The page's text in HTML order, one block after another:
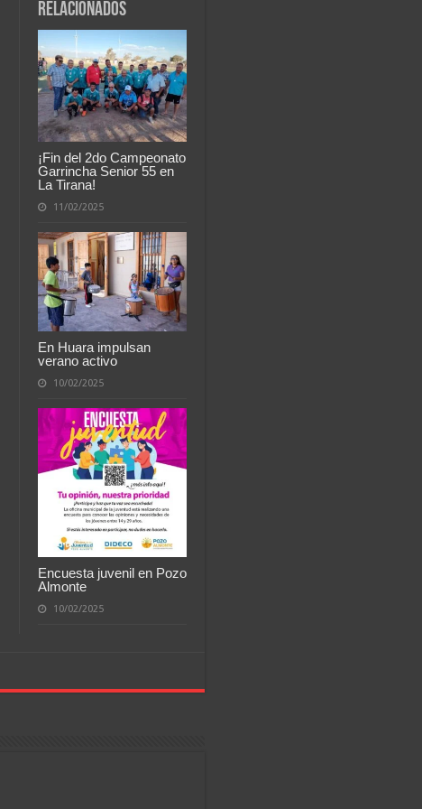
relacionados
¡Fin del 2do Campeonato
Garrincha Senior 55 en
La Tirana!
11/02/2025
En Huara impulsan
verano activo
10/02/2025
Encuesta juvenil en Pozo
Almonte
10/02/2025